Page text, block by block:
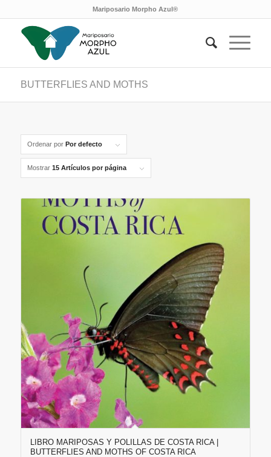
Mariposario Morpho Azul®
BUTTERFLIES AND MOTHS
Ordenar por Por defecto
Mostrar 15 Artículos por página
LIBRO MARIPOSAS Y POLILLAS DE COSTA RICA |
BUTTERFLIES AND MOTHS OF COSTA RICA